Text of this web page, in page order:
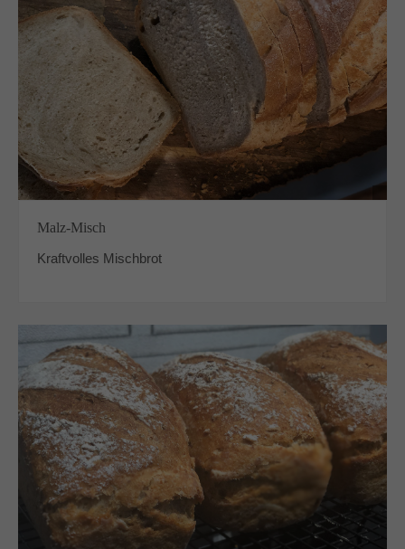
Malz-Misch
Kraftvolles Mischbrot